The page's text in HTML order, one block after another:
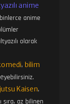
anime
anime
olarak
, bilim
yebilirsiniz.
Kaisen,
sıra, az bilinen